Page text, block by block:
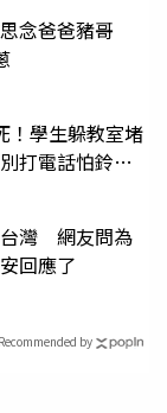
念爸爸豬哥
！學生躲教室堵
打電話怕鈴
台灣 網友問為
回應了
Recommended by